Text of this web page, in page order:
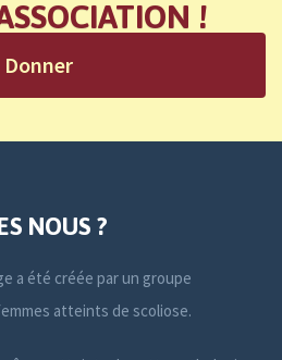
!
Donner
NOUS ?
a été créée par un groupe
atteints de scoliose.